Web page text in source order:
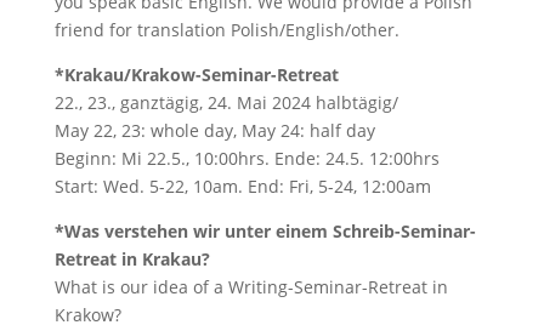
friend for translation Polish/English/other.
*Krakau/Krakow-Seminar-Retreat
22., 23., ganztägig, 24. Mai 2024 halbtägig/
May 22, 23: whole day, May 24: half day
Beginn: Mi 22.5., 10:00hrs. Ende: 24.5. 12:00hrs
Start: Wed. 5-22, 10am. End: Fri, 5-24, 12:00am
*Was verstehen wir unter einem Schreib-Seminar-
Retreat in Krakau?
What is our idea of a Writing-Seminar-Retreat in
Krakow?